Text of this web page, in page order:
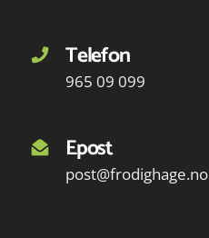
Telefon
965 09 099
Epost
post@frodighage.no